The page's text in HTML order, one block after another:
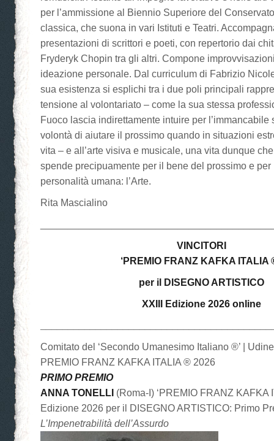
per l’ammissione al Biennio Superiore del
classica, che suona in vari Istituti e Teatri.
presentazioni di scrittori e poeti, con repertorio dai
Fryderyk Chopin tra gli altri. Compone
ideazione personale. Dal curriculum di Fabrizio
sua esistenza si esplichi tra i due poli principali
tensione al volontariato – come la sua stessa
Fuoco lascia indirettamente intuire per l’immancabile
volontà di aiutare il prossimo quando in situazioni
vita – e all’arte visiva e musicale, una vita dunque
spende precipuamente per il bene del prossimo e
personalità umana: l’Arte.
Rita Mascialino
VINCITORI
‘PREMIO FRANZ KAFKA ITALIA
per il DISEGNO ARTISTICO
XXIII Edizione 2026 online
Comitato del ‘Secondo Umanesimo Italiano ®’ |
PREMIO FRANZ KAFKA ITALIA ® 2026
PRIMO PREMIO
ANNA TONELLI (Roma-I) ‘PREMIO FRANZ KAFKA
Edizione 2026 per il DISEGNO ARTISTICO: Primo
L’Impenetrabilità dell’Assurdo